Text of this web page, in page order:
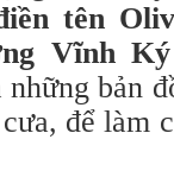
tên
Vĩnh
những bản
để làm